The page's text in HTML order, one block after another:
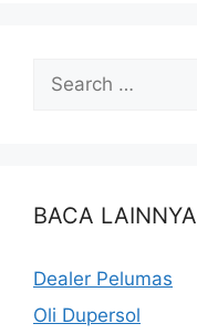
BACA LAINNYA
Dealer Pelumas
Oli Dupersol